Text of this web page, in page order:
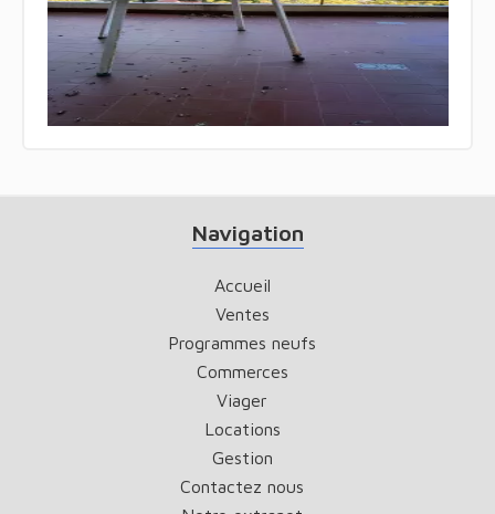
Navigation
Accueil
Ventes
Programmes neufs
Commerces
Viager
Locations
Gestion
Contactez nous